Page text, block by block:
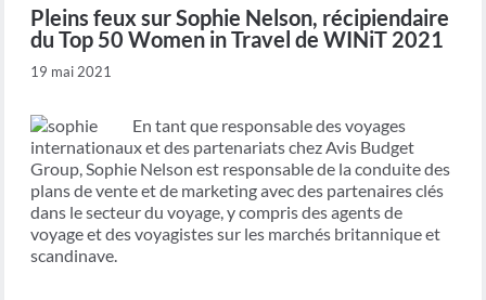
Pleins feux sur Sophie Nelson, récipiendaire
du Top 50 Women in Travel de WINiT 2021
19 mai 2021
En tant que responsable des voyages
internationaux et des partenariats chez Avis Budget
Group, Sophie Nelson est responsable de la conduite des
plans de vente et de marketing avec des partenaires clés
dans le secteur du voyage, y compris des agents de
voyage et des voyagistes sur les marchés britannique et
scandinave.